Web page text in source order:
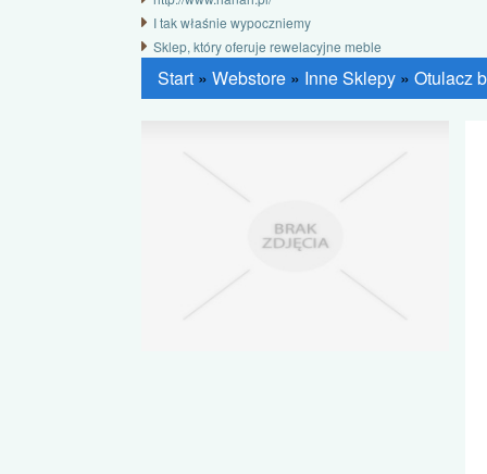
I tak właśnie wypoczniemy
Sklep, który oferuje rewelacyjne meble
Start » Webstore » Inne Sklepy » Otulacz